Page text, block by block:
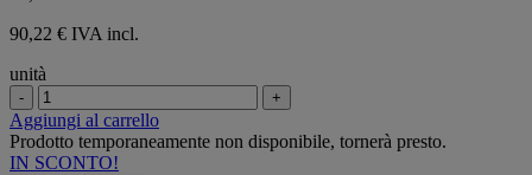
90,22 € IVA incl.
unità
- +
Aggiungi al carrello
Prodotto temporaneamente non disponibile, tornerà presto.
IN SCONTO!